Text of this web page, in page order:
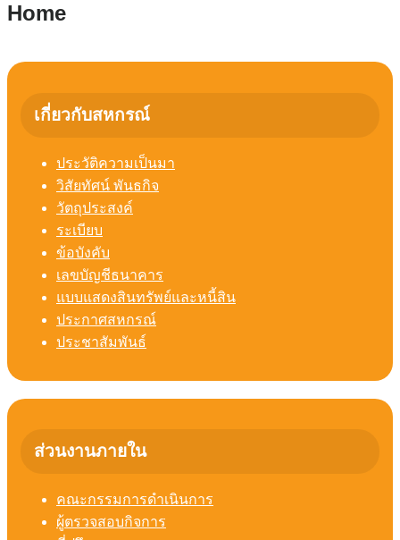
Home
เกี่ยวกับสหกรณ์
ประวัติความเป็นมา
วิสัยทัศน์ พันธกิจ
วัตถุประสงค์
ระเบียบ
ข้อบังคับ
เลขบัญชีธนาคาร
แบบแสดงสินทรัพย์และหนี้สิน
ประกาศสหกรณ์
ประชาสัมพันธ์
ส่วนงานภายใน
คณะกรรมการดำเนินการ
ผู้ตรวจสอบกิจการ